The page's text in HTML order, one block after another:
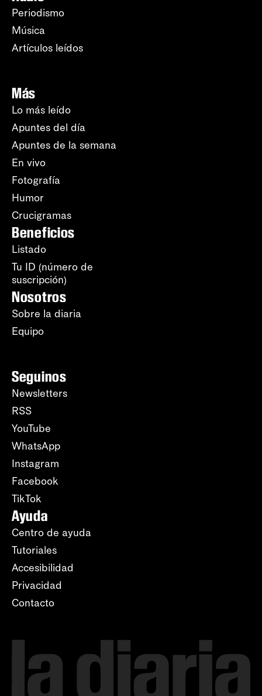
Periodismo
Música
Artículos leídos
Más
Lo más leído
Apuntes del día
Apuntes de la semana
En vivo
Fotografía
Humor
Crucigramas
Beneficios
Listado
Tu ID (número de
suscripción)
Nosotros
Sobre la diaria
Equipo
Seguinos
Newsletters
RSS
YouTube
WhatsApp
Instagram
Facebook
TikTok
Ayuda
Centro de ayuda
Tutoriales
Accesibilidad
Privacidad
Contacto